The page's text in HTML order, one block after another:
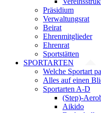
Präsidium
Verwaltungsrat
Beirat
Ehrenmitglieder
Ehrenrat
Sportstätten
SPORTARTEN
Welche Sportart
Alles auf einen
Sportarten A-D
(Step)-
Aikido